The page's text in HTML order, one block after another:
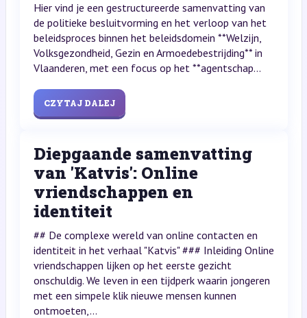
Hier vind je een gestructureerde samenvatting van
de politieke besluitvorming en het verloop van het
beleidsproces binnen het beleidsdomein **Welzijn,
Volksgezondheid, Gezin en Armoedebestrijding** in
Vlaanderen, met een focus op het **agentschap...
CZYTAJ DALEJ
Diepgaande samenvatting
van 'Katvis': Online
vriendschappen en
identiteit
## De complexe wereld van online contacten en
identiteit in het verhaal "Katvis" ### Inleiding Online
vriendschappen lijken op het eerste gezicht
onschuldig. We leven in een tijdperk waarin jongeren
met een simpele klik nieuwe mensen kunnen
ontmoeten,...